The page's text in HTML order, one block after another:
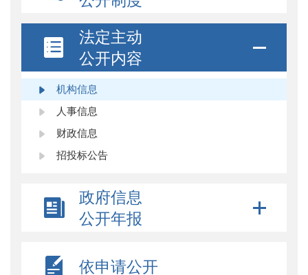
法定主动
公开内容
机构信息
人事信息
财政信息
招投标公告
政府信息
公开年报
依申请公开